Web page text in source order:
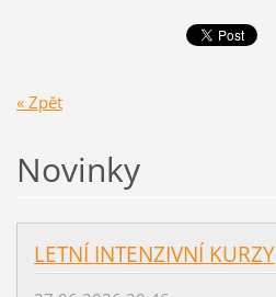
« Zpět
Novinky
LETNÍ INTENZIVNÍ KURZY